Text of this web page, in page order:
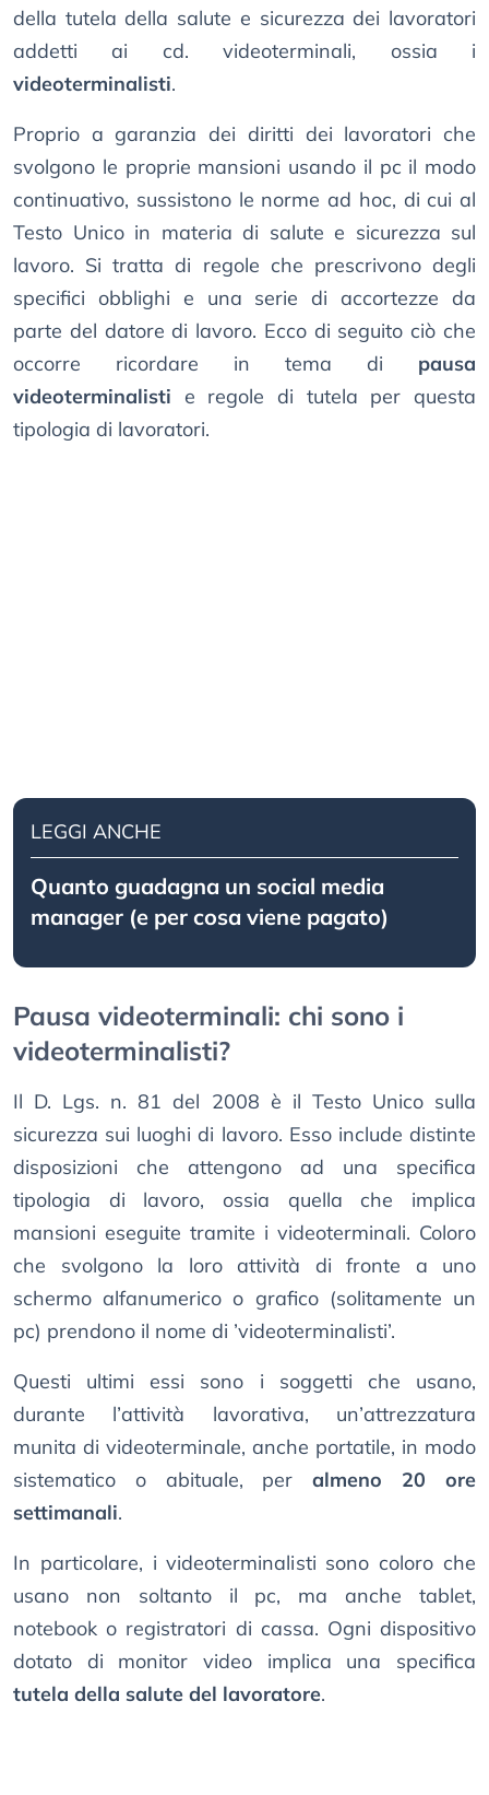
della tutela della salute e sicurezza dei lavoratori
addetti ai cd. videoterminali, ossia i
videoterminalisti.
Proprio a garanzia dei diritti dei lavoratori che
svolgono le proprie mansioni usando il pc il modo
continuativo, sussistono le norme ad hoc, di cui al
Testo Unico in materia di salute e sicurezza sul
lavoro. Si tratta di regole che prescrivono degli
specifici obblighi e una serie di accortezze da
parte del datore di lavoro. Ecco di seguito ciò che
occorre ricordare in tema di pausa
videoterminalisti e regole di tutela per questa
tipologia di lavoratori.
LEGGI ANCHE
Quanto guadagna un social media
manager (e per cosa viene pagato)
Pausa videoterminali: chi sono i
videoterminalisti?
Il D. Lgs. n. 81 del 2008 è il Testo Unico sulla
sicurezza sui luoghi di lavoro. Esso include distinte
disposizioni che attengono ad una specifica
tipologia di lavoro, ossia quella che implica
mansioni eseguite tramite i videoterminali. Coloro
che svolgono la loro attività di fronte a uno
schermo alfanumerico o grafico (solitamente un
pc) prendono il nome di ’videoterminalisti’.
Questi ultimi essi sono i soggetti che usano,
durante l’attività lavorativa, un’attrezzatura
munita di videoterminale, anche portatile, in modo
sistematico o abituale, peralmeno 20 ore
settimanali.
In particolare, i videoterminalisti sono coloro che
usano non soltanto il pc, ma anche tablet,
notebook o registratori di cassa. Ogni dispositivo
dotato di monitor video implica una specifica
tutela della salute del lavoratore.